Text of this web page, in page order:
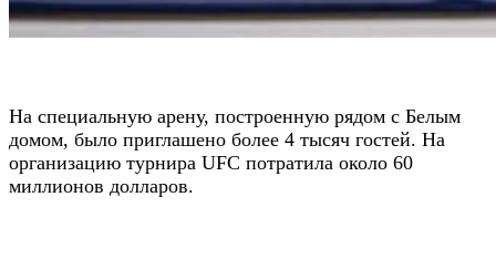
На специальную арену, построенную рядом с Белым
домом, было приглашено более 4 тысяч гостей. На
организацию турнира UFC потратила около 60
миллионов долларов.